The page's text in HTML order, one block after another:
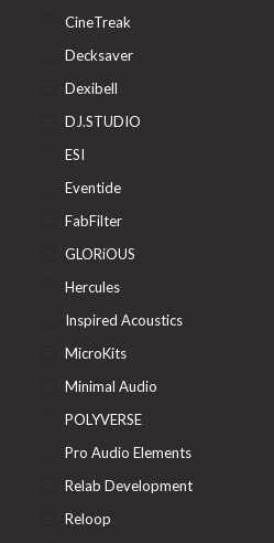
CineTreak
Decksaver
Dexibell
DJ.STUDIO
ESI
Eventide
FabFilter
GLORiOUS
Hercules
Inspired Acoustics
MicroKits
Minimal Audio
POLYVERSE
Pro Audio Elements
Relab Development
Reloop